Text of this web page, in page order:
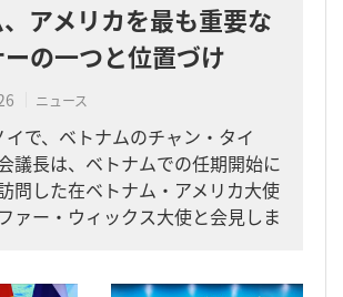
アメリカを最も重要な
の一つと位置づけ
ニュース
で、ベトナムのチャン・タイ
議長は、ベトナムでの任期開始に
問した在ベトナム・アメリカ大使
ァー・ウィックス大使と会見しま